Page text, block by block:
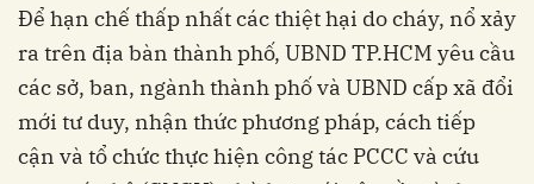
Để hạn chế thấp nhất các thiệt hại do cháy, nổ xảy
ra trên địa bàn thành phố, UBND TP.HCM yêu cầu
các sở, ban, ngành thành phố và UBND cấp xã đổi
mới tư duy, nhận thức phương pháp, cách tiếp
cận và tổ chức thực hiện công tác PCCC và cứu